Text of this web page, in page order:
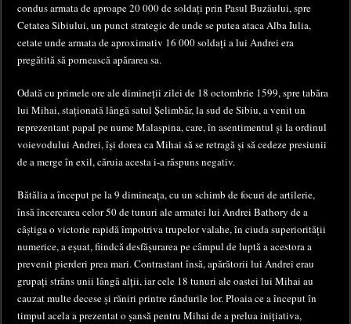
condus armata de aproape 20 000 de soldați prin Pasul Buzăului, spre
Cetatea Sibiului, un punct strategic de unde se putea ataca Alba Iulia,
cetate unde armata de aproximativ 16 000 soldați a lui Andrei era
pregătită să pornească apărarea sa.
Odată cu primele ore ale dimineții zilei de 18 octombrie 1599, spre tabăra
lui Mihai, staționată lângă satul Șelimbăr, la sud de Sibiu, a venit un
reprezentant papal pe nume Malaspina, care, în asentimentul și la ordinul
voievodului Andrei, își dorea ca Mihai să se retragă și să cedeze presiunii
de a merge în exil, căruia acesta i-a răspuns negativ.
Bătălia a început pe la 9 dimineața, cu un schimb de focuri de artilerie,
însă încercarea celor 50 de tunuri ale armatei lui Andrei Bathory de a
câștiga o victorie rapidă împotriva trupelor valahe, în ciuda superiorității
numerice, a eșuat, fiindcă desfășurarea pe câmpul de luptă a acestora a
prevenit pierderi prea mari. Contrastant însă, apărătorii lui Andrei erau
grupați strâns unii lângă alții, iar cele 18 tunuri ale oastei lui Mihai au
cauzat multe decese și răniri printre rândurile lor. Ploaia ce a început în
timpul acela a prezentat o șansă pentru Mihai de a prelua inițiativa,